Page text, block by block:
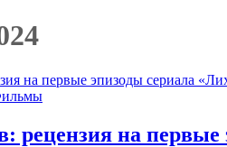
рецензия на первые